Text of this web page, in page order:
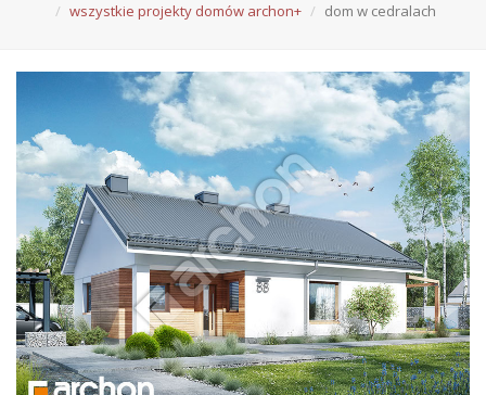
wszystkie projekty domów archon+
dom w cedralach